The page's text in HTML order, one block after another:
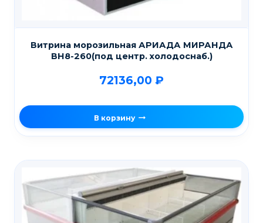
Витрина морозильная АРИАДА МИРАНДА
ВН8-260(под центр. холодоснаб.)
72136,00 ₽
В корзину